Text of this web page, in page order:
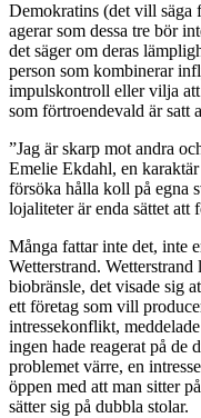
Demokratins (det vill säga
agerar som dessa tre bör
det säger om deras
person som kombinerar
impulskontroll eller vilja
som förtroendevald är satt
”Jag är skarp mot andra
Emelie Ekdahl, en
försöka hålla koll på egna
lojaliteter är enda sättet
Många fattar inte det, inte
Wetterstrand.
biobränsle, det visade sig
ett företag som vill
intressekonflikt,
ingen hade reagerat på de
problemet värre, en
öppen med att man sitter
sätter sig på dubbla stolar.